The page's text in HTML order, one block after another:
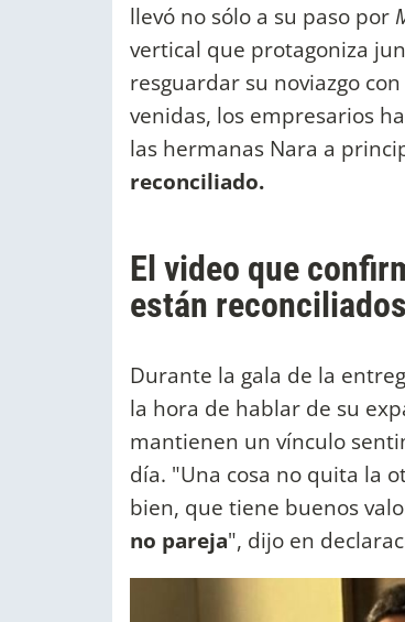
llevó no sólo a su paso por
vertical que protagoniza
resguardar su noviazgo con
venidas, los empresarios
las hermanas Nara a
reconciliado.
El video que
están reconciliados
Durante la gala de la
la hora de hablar de su
mantienen un vínculo
día. "Una cosa no quita la
bien, que tiene buenos
no pareja", dijo en